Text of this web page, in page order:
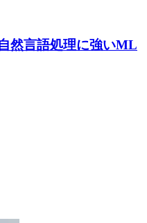
然言語処理に強いML